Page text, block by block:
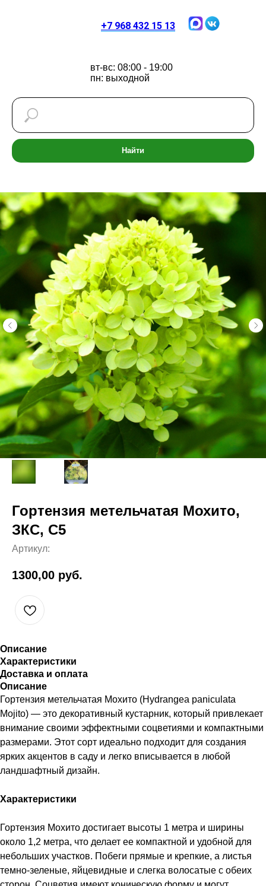
+7 968 432 15 13
вт-вс: 08:00 - 19:00
пн: выходной
Найти
Гортензия метельчатая Мохито,
ЗКС, С5
Артикул:
1300,00 руб.
Описание
Характеристики
Доставка и оплата
Описание
Гортензия метельчатая Мохито (Hydrangea paniculata
Mojito) — это декоративный кустарник, который привлекает
внимание своими эффектными соцветиями и компактными
размерами. Этот сорт идеально подходит для создания
ярких акцентов в саду и легко вписывается в любой
ландшафтный дизайн.
Характеристики
Гортензия Мохито достигает высоты 1 метра и ширины
около 1,2 метра, что делает ее компактной и удобной для
небольших участков. Побеги прямые и крепкие, а листья
темно-зеленые, яйцевидные и слегка волосатые с обеих